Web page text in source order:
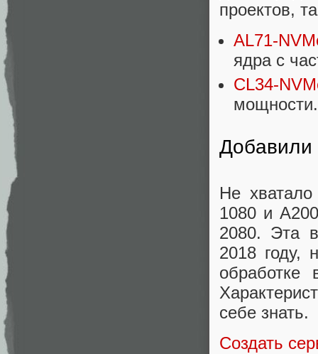
проектов,
AL71-
ядра с
CL34-
Добавили
Не
1080 и
2080. Эта
2018 году,
обработке
себе знать.
Создать